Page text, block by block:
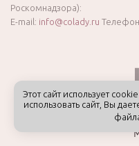
Роскомнадзора):
E-mail: info@colady.ru
Этот сайт использует
использовать сайт, Вы